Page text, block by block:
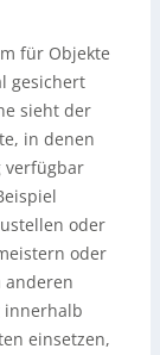
für Objekte
gesichert
sieht der
in denen
verfügbar
oder
oder
anderen
innerhalb
einsetzen,